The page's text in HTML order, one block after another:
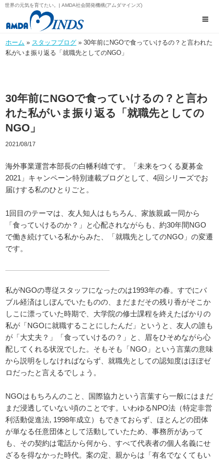
世界の元気を育てたい。| AMDA社会開発機構(アムダマインズ)
ホーム » スタッフブログ » 30年前にNGOで食っていけるの？と言われた
私がいま振り返る「就職先としてのNGO」
30年前にNGOで食っていけるの？と言わ
れた私がいま振り返る「就職先としての
NGO」
2021/08/17
海外事業運営本部長の白幡利雄です。「未来をつくる夏募金
2021」キャンペーン特別連載ブログとして、4回シリーズでお
届けする私のひとりごと。
1回目のテーマは、友人知人はもちろん、家族親戚一同から
「食っていけるのか？」と心配されながらも、約30年間NGO
で働き続けている私からみた、「就職先としてのNGO」の変遷
です。
私がNGOの専従スタッフになったのは1993年の春。すでにバ
ブル経済はしぼんでいたものの、まだまだその残り香がそこか
しこに漂っていた時期で、大学院の修士課程を終えたばかりの
私が「NGOに就職することにしたんだ」というと、友人の誰も
が「大丈夫？」「食っていけるの？」と、眉をひそめながら心
配してくれる状況でした。そもそも「NGO」という言葉の意味
から説明をしなければならず、就職先としての認知度はほぼゼ
ロだったと言えるでしょう。
NGOはもちろんのこと、国際協力という言葉すら一般にはまだ
まだ浸透していない頃のことです。いわゆるNPO法（特定非営
利活動促進法, 1998年成立）もできておらず、ほとんどの団体
が単なる任意団体として活動していたため、事務所があって
も、その契約は電話から何から、すべて代表者の個人名義にせ
ざるを得なかった時代。案の定、親からは「有名でなくてもい